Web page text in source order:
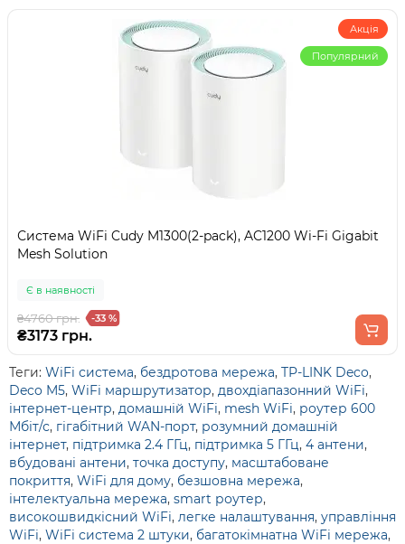
Акція
Популярний
Система WiFi Cudy M1300(2-pack), AC1200 Wi-Fi Gigabit
Mesh Solution
Є в наявності
₴4760 грн. -33 %
₴3173 грн.
Теги: WiFi система, бездротова мережа, TP-LINK Deco,
Deco M5, WiFi маршрутизатор, двохдіапазонний WiFi,
інтернет-центр, домашній WiFi, mesh WiFi, роутер 600
Мбіт/с, гігабітний WAN-порт, розумний домашній
інтернет, підтримка 2.4 ГГц, підтримка 5 ГГц, 4 антени,
вбудовані антени, точка доступу, масштабоване
покриття, WiFi для дому, безшовна мережа,
інтелектуальна мережа, smart роутер,
високошвидкісний WiFi, легке налаштування, управління
WiFi, WiFi система 2 штуки, багатокімнатна WiFi мережа,